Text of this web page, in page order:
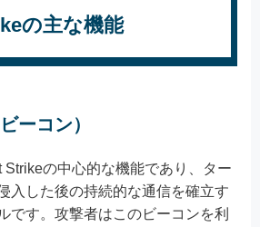
の主な機能
ーコン）
Strikeの中心的な機能であり、ター
入した後の持続的な通信を確立す
です。攻撃者はこのビーコンを利